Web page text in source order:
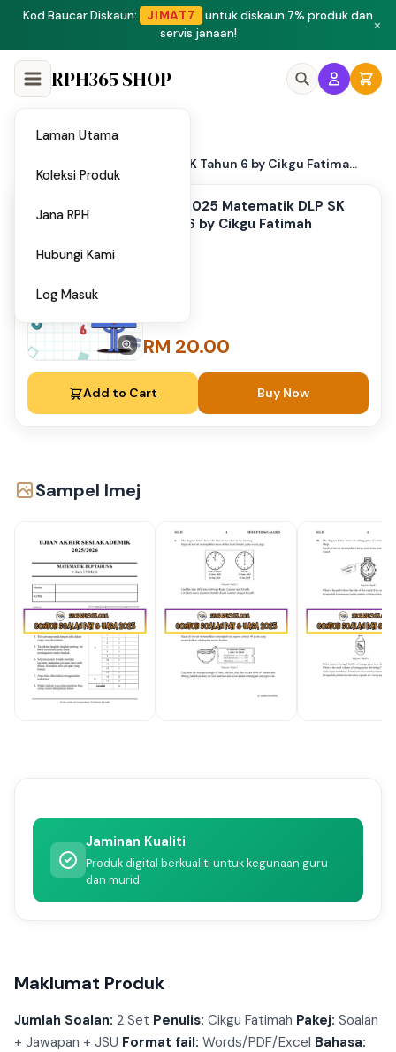
Peluang menjadi penulis dan penyedia bahan di Shop RPH365.
Klik di sini
×
Laman Utama
Koleksi Produk
Jana RPH
Hubungi Kami
Log Masuk
RPH365 SHOP
Home
UASA 2025 Matematik DLP SK Tahun 6 by Cikgu Fatima...
UASA 2025 Matematik DLP SK
Tahun 6 by Cikgu Fatimah
RM 20.00
Add to Cart Buy Now
Sampel Imej
Jaminan Kualiti
Produk digital berkualiti untuk kegunaan guru
dan murid.
Maklumat Produk
Jumlah Soalan: 2 Set Penulis: Cikgu Fatimah Pakej: Soalan
+ Jawapan + JSU Format fail: Words/PDF/Excel Bahasa: